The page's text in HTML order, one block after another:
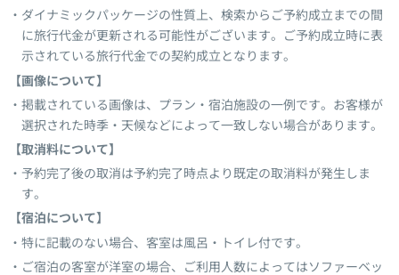
ダイナミックパッケージの性質上、検索からご予約成立までの間
に旅行代金が更新される可能性がございます。ご予約成立時に表
示されている旅行代金での契約成立となります。
【画像について】
掲載されている画像は、プラン・宿泊施設の一例です。お客様が
選択された時季・天候などによって一致しない場合があります。
【取消料について】
予約完了後の取消は予約完了時点より既定の取消料が発生しま
す。
【宿泊について】
特に記載のない場合、客室は風呂・トイレ付です。
ご宿泊の客室が洋室の場合、ご利用人数によってはソファーベッ